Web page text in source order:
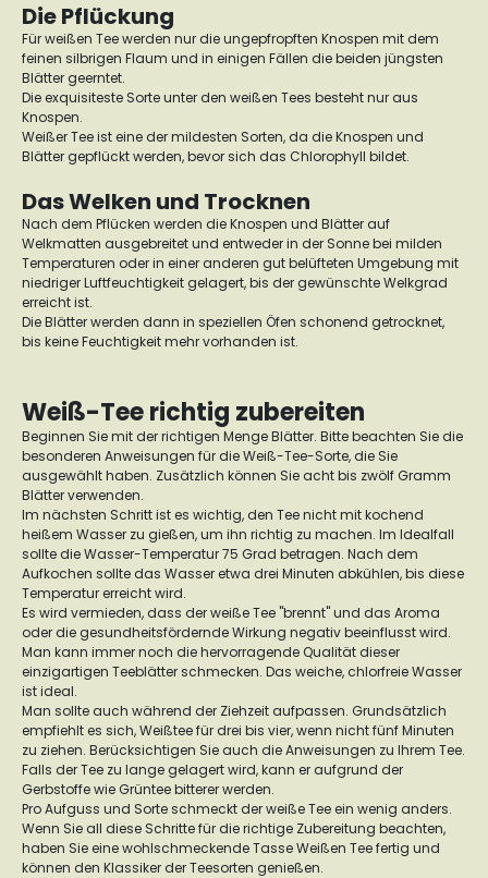
Die Pflückung
Für weißen Tee werden nur die ungepfropften Knospen mit dem
feinen silbrigen Flaum und in einigen Fällen die beiden jüngsten
Blätter geerntet.
Die exquisiteste Sorte unter den weißen Tees besteht nur aus
Knospen.
Weißer Tee ist eine der mildesten Sorten, da die Knospen und
Blätter gepflückt werden, bevor sich das Chlorophyll bildet.
Das Welken und Trocknen
Nach dem Pflücken werden die Knospen und Blätter auf
Welkmatten ausgebreitet und entweder in der Sonne bei milden
Temperaturen oder in einer anderen gut belüfteten Umgebung mit
niedriger Luftfeuchtigkeit gelagert, bis der gewünschte Welkgrad
erreicht ist.
Die Blätter werden dann in speziellen Öfen schonend getrocknet,
bis keine Feuchtigkeit mehr vorhanden ist.
Weiß-Tee richtig zubereiten
Beginnen Sie mit der richtigen Menge Blätter. Bitte beachten Sie die
besonderen Anweisungen für die Weiß-Tee-Sorte, die Sie
ausgewählt haben. Zusätzlich können Sie acht bis zwölf Gramm
Blätter verwenden.
Im nächsten Schritt ist es wichtig, den Tee nicht mit kochend
heißem Wasser zu gießen, um ihn richtig zu machen. Im Idealfall
sollte die Wasser-Temperatur 75 Grad betragen. Nach dem
Aufkochen sollte das Wasser etwa drei Minuten abkühlen, bis diese
Temperatur erreicht wird.
Es wird vermieden, dass der weiße Tee "brennt" und das Aroma
oder die gesundheitsfördernde Wirkung negativ beeinflusst wird.
Man kann immer noch die hervorragende Qualität dieser
einzigartigen Teeblätter schmecken. Das weiche, chlorfreie Wasser
ist ideal.
Man sollte auch während der Ziehzeit aufpassen. Grundsätzlich
empfiehlt es sich, Weißtee für drei bis vier, wenn nicht fünf Minuten
zu ziehen. Berücksichtigen Sie auch die Anweisungen zu Ihrem Tee.
Falls der Tee zu lange gelagert wird, kann er aufgrund der
Gerbstoffe wie Grüntee bitterer werden.
Pro Aufguss und Sorte schmeckt der weiße Tee ein wenig anders.
Wenn Sie all diese Schritte für die richtige Zubereitung beachten,
haben Sie eine wohlschmeckende Tasse Weißen Tee fertig und
können den Klassiker der Teesorten genießen.